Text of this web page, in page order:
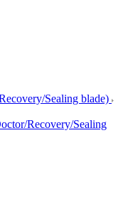
Sealing blade)
Recovery/Sealing